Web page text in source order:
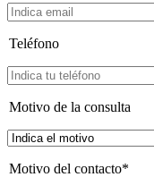
Teléfono
Motivo de la consulta
Motivo del contacto*